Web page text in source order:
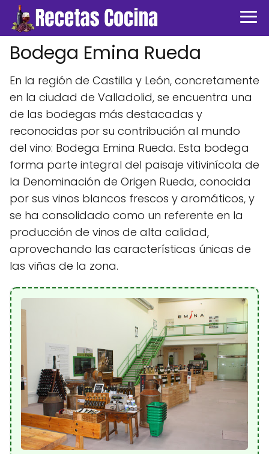
Bodega Emina Rueda
En la región de Castilla y León, concretamente
en la ciudad de Valladolid, se encuentra una
de las bodegas más destacadas y
reconocidas por su contribución al mundo
del vino: Bodega Emina Rueda. Esta bodega
forma parte integral del paisaje vitivinícola de
la Denominación de Origen Rueda, conocida
por sus vinos blancos frescos y aromáticos, y
se ha consolidado como un referente en la
producción de vinos de alta calidad,
aprovechando las características únicas de
las viñas de la zona.